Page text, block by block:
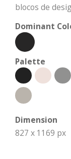
blocos de
Dominant
Palette
Dimension
827 x 1169 px